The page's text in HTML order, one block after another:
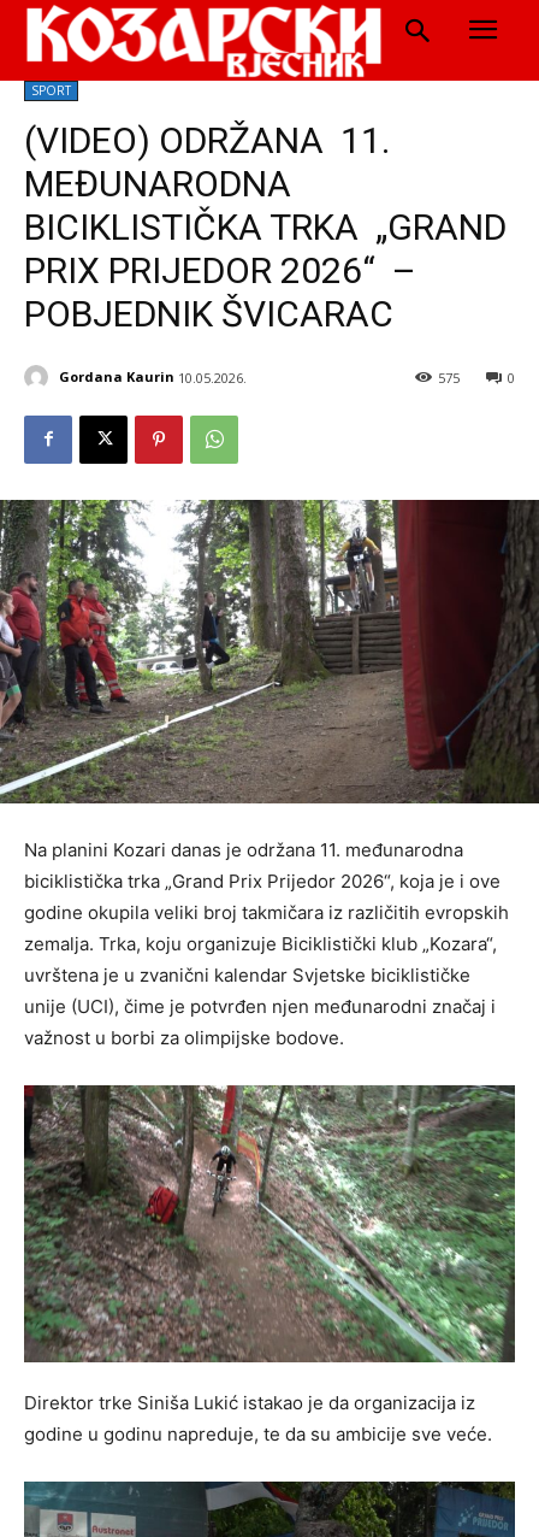
SPORT
(VIDEO) ODRŽANA 11.
MEĐUNARODNA
BICIKLISTIČKA TRKA „GRAND
PRIX PRIJEDOR 2026“ –
POBJEDNIK ŠVICARAC
Gordana Kaurin 10.05.2026. 0
575
Na planini Kozari danas je održana 11. međunarodna
biciklistička trka „Grand Prix Prijedor 2026“, koja je i ove
godine okupila veliki broj takmičara iz različitih evropskih
zemalja. Trka, koju organizuje Biciklistički klub „Kozara“,
uvrštena je u zvanični kalendar Svjetske biciklističke
unije (UCI), čime je potvrđen njen međunarodni značaj i
važnost u borbi za olimpijske bodove.
Direktor trke Siniša Lukić istakao je da organizacija iz
godine u godinu napreduje, te da su ambicije sve veće.